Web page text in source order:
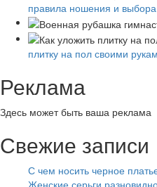
правила ношения и выбора
плитку на пол своими
Реклама
Здесь может быть ваша реклама
Свежие записи
С чем носить черное
Женские серьги